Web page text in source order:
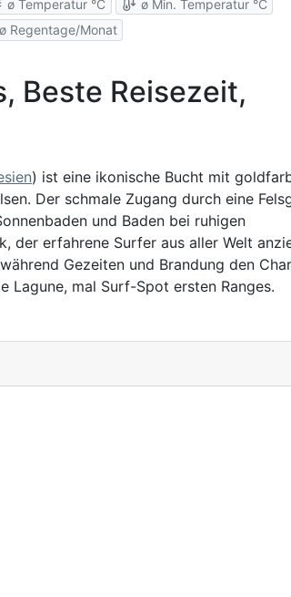
ø Temperatur °C
ø Min. Temperatur °C
ø Regentage/Monat
Beste Reisezeit,
) ist eine ikonische Bucht mit
Der schmale Zugang durch eine
und Baden bei ruhigen
der erfahrene Surfer aus aller Welt
Gezeiten und Brandung den
Lagune, mal Surf-Spot ersten Ranges.